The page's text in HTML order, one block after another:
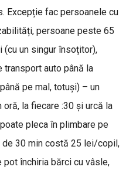
Excepție fac persoanele cu
persoane peste 65
un singur însoțitor),
auto până la
pe mal, totuși) – un
la fiecare :30 și urcă la
pleca în plimbare pe
de 30 min costă 25 lei/copil,
închiria bărci cu vâsle,